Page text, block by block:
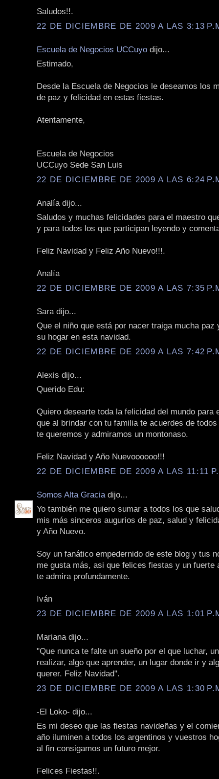
Saludos!!.
22 DE DICIEMBRE DE 2009 A LAS 3:13
Escuela de Negocios UCCuyo dijo...
Estimado,
Desde la Escuela de Negocios le deseamos los
de paz y felicidad en estas fiestas.
Atentamente,
Escuela de Negocios
UCCuyo Sede San Luis
22 DE DICIEMBRE DE 2009 A LAS 6:24
Analía dijo...
Saludos y muchas felicidades para el maestro
y para todos los que participan leyendo y
Feliz Navidad y Feliz Año Nuevo!!!.
Analía
22 DE DICIEMBRE DE 2009 A LAS 7:35
Sara dijo...
Que el niño que está por nacer traiga mucha paz
su hogar en esta navidad.
22 DE DICIEMBRE DE 2009 A LAS 7:42
Alexis dijo...
Querido Edu:
Quiero desearte toda la felicidad del mundo para
que al brindar con tu familia te acuerdes de
te queremos y admiramos un montonaso.
Feliz Navidad y Año Nuevoooooo!!!
22 DE DICIEMBRE DE 2009 A LAS 11:11
Somos Alta Gracia dijo...
Yo también me quiero sumar a todos los que
mis más sinceros augurios de paz, salud y
y Año Nuevo.
Soy un fanático empedernido de este blog y tus
me gusta más, asi que felices fiestas y un fuerte
te admira profundamente.
Iván
23 DE DICIEMBRE DE 2009 A LAS 1:01
Mariana dijo...
"Que nunca te falte un sueño por el que luchar,
realizar, algo que aprender, un lugar donde ir y
querer. Feliz Navidad".
23 DE DICIEMBRE DE 2009 A LAS 1:30
-El Loko- dijo...
Es mi deseo que las fiestas navideñas y el
año iluminen a todos los argentinos y vuestros
al fin consigamos un futuro mejor.
Felices Fiestas!!.